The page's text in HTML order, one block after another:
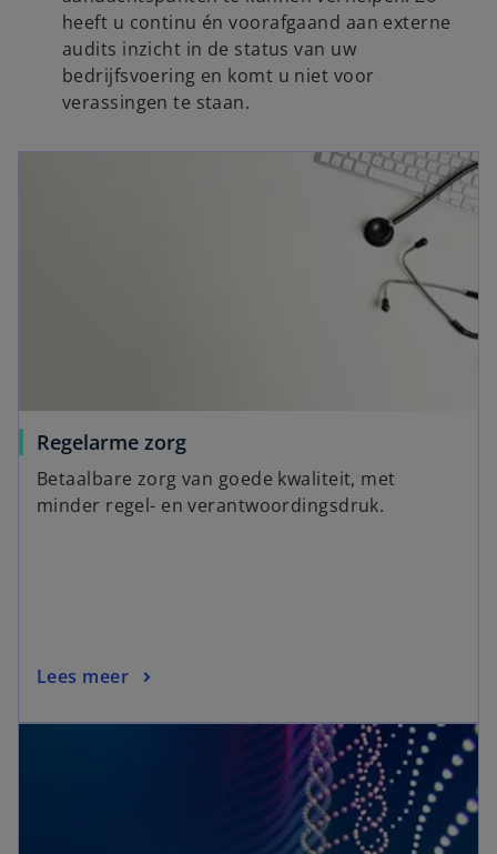
heeft u continu én voorafgaand aan externe
audits inzicht in de status van uw
bedrijfsvoering en komt u niet voor
verassingen te staan.
Regelarme zorg
Betaalbare zorg van goede kwaliteit, met
minder regel- en verantwoordingsdruk.
Lees meer